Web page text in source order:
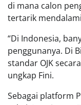
di mana calon
tertarik
“Di Indonesia,
penggunanya. Di
standar OJK
ungkap Fini.
Sebagai platform